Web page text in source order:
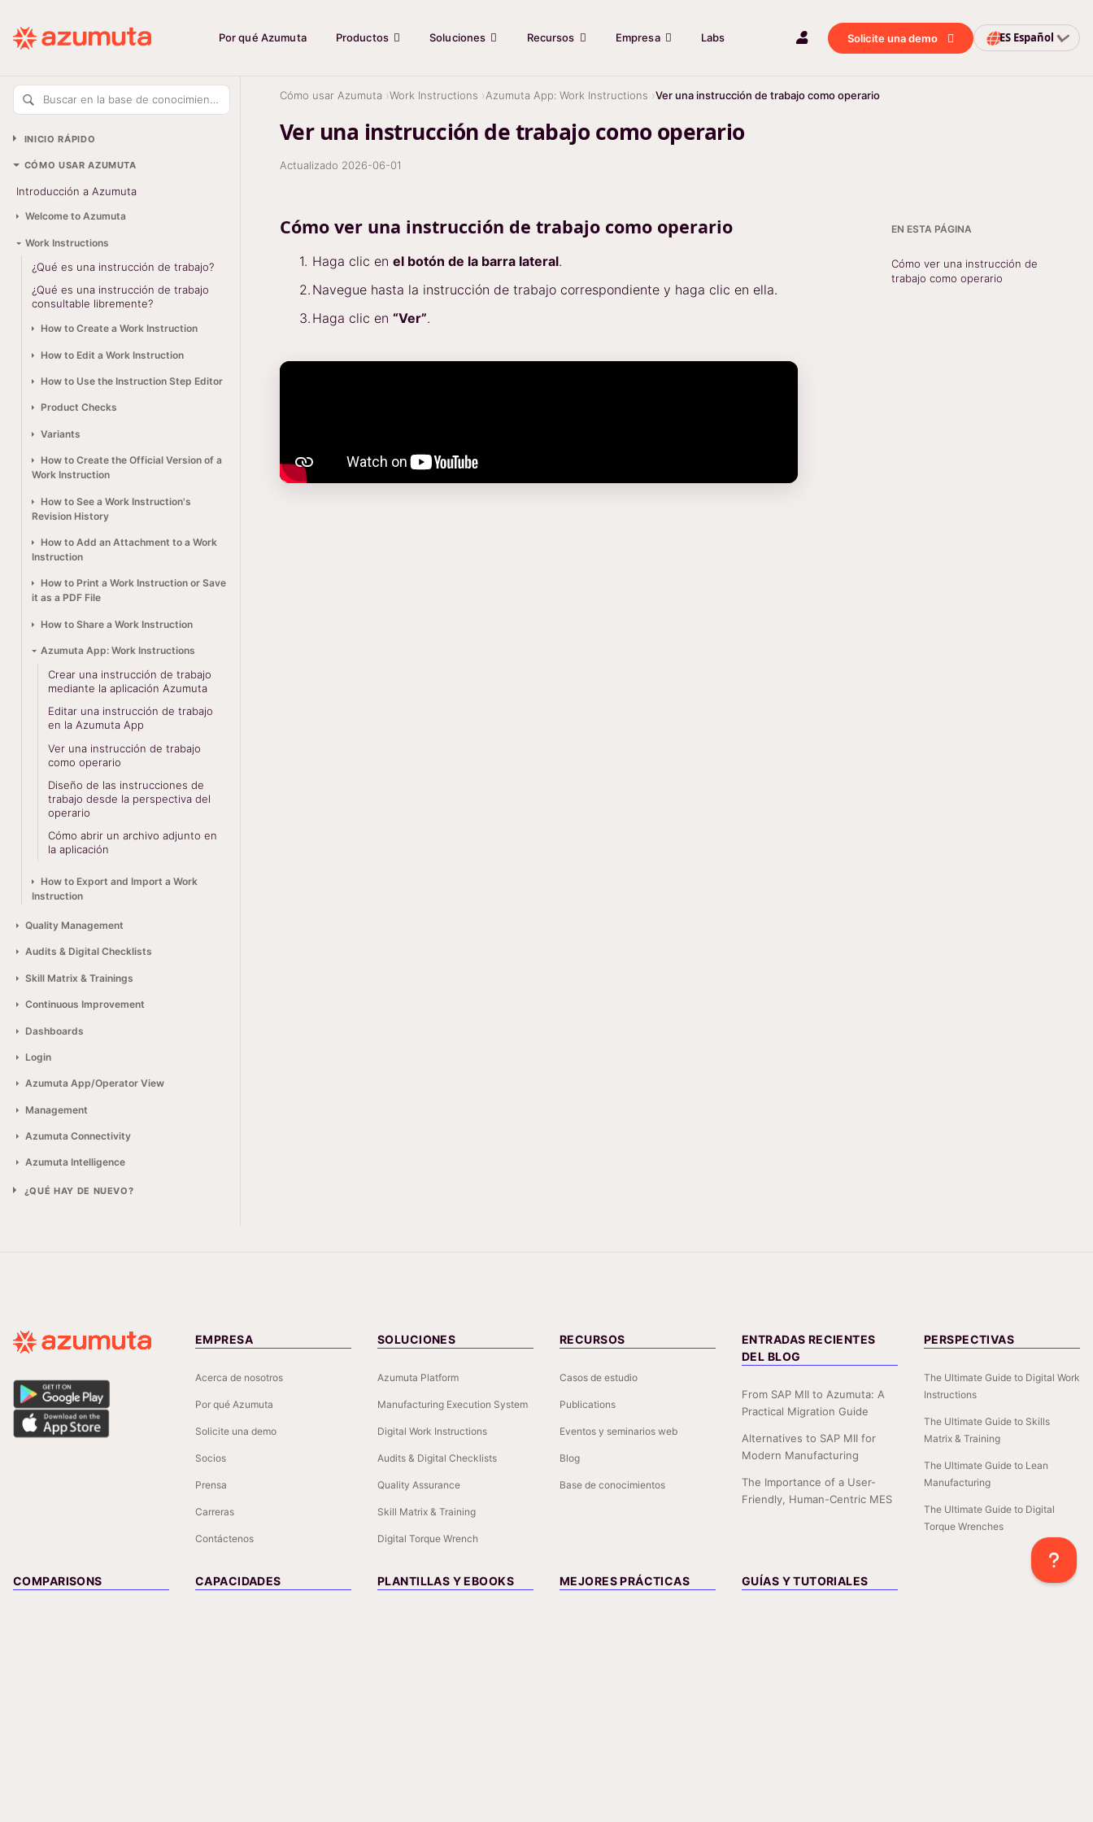
Por qué Azumuta Productos Soluciones Recursos Empresa Labs Solicite una demo ES Español
INICIO RÁPIDO
CÓMO USAR AZUMUTA
Introducción a Azumuta
Welcome to Azumuta
Work Instructions
¿Qué es una instrucción de trabajo?
¿Qué es una instrucción de trabajo
consultable libremente?
How to Create a Work Instruction
How to Edit a Work Instruction
How to Use the Instruction Step Editor
Product Checks
Variants
How to Create the Official Version of a
Work Instruction
How to See a Work Instruction's
Revision History
How to Add an Attachment to a Work
Instruction
How to Print a Work Instruction or Save
it as a PDF File
How to Share a Work Instruction
Azumuta App: Work Instructions
Crear una instrucción de trabajo
mediante la aplicación Azumuta
Editar una instrucción de trabajo
en la Azumuta App
Ver una instrucción de trabajo
como operario
Diseño de las instrucciones de
trabajo desde la perspectiva del
operario
Cómo abrir un archivo adjunto en
la aplicación
How to Export and Import a Work
Instruction
Quality Management
Audits & Digital Checklists
Skill Matrix & Trainings
Continuous Improvement
Dashboards
Login
Azumuta App/Operator View
Management
Azumuta Connectivity
Azumuta Intelligence
¿QUÉ HAY DE NUEVO?
Cómo usar Azumuta Work Instructions Azumuta App: Work Instructions Ver una instrucción de trabajo como operario
Ver una instrucción de trabajo como operario
Actualizado 2026-06-01
Cómo ver una instrucción de trabajo como operario
Haga clic en el botón de la barra lateral.
Navegue hasta la instrucción de trabajo correspondiente y haga clic en ella.
Haga clic en “Ver”.
EN ESTA PÁGINA
Cómo ver una instrucción de
trabajo como operario
EMPRESA
Acerca de nosotros
Por qué Azumuta
Solicite una demo
Socios
Prensa
Carreras
Contáctenos
SOLUCIONES
Azumuta Platform
Manufacturing Execution System
Digital Work Instructions
Audits & Digital Checklists
Quality Assurance
Skill Matrix & Training
Digital Torque Wrench
RECURSOS
Casos de estudio
Publications
Eventos y seminarios web
Blog
Base de conocimientos
ENTRADAS RECIENTES
DEL BLOG
From SAP MII to Azumuta: A
Practical Migration Guide
Alternatives to SAP MII for
Modern Manufacturing
The Importance of a User-
Friendly, Human-Centric MES
PERSPECTIVAS
The Ultimate Guide to Digital Work
Instructions
The Ultimate Guide to Skills
Matrix & Training
The Ultimate Guide to Lean
Manufacturing
The Ultimate Guide to Digital
Torque Wrenches
COMPARISONS CAPACIDADES PLANTILLAS Y EBOOKS MEJORES PRÁCTICAS GUÍAS Y TUTORIALES